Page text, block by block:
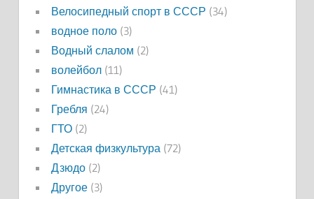
Велосипедный спорт в СССР (34)
водное поло(3)
Водный слалом (2)
волейбол(11)
Гимнастика в СССР (41)
Гребля (24)
ГТО(2)
Детская физкультура(72)
Дзюдо(2)
Другое(3)